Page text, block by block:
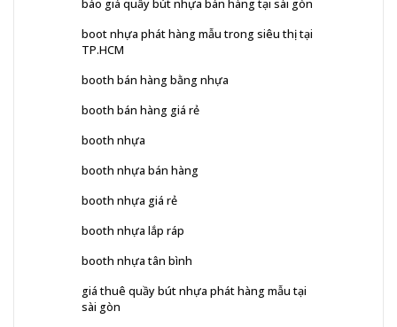
báo giá quầy bút nhựa bán hàng tại sài gòn
boot nhựa phát hàng mẫu trong siêu thị tại
TP.HCM
booth bán hàng bằng nhựa
booth bán hàng giá rẻ
booth nhựa
booth nhựa bán hàng
booth nhựa giá rẻ
booth nhựa lắp ráp
booth nhựa tân bình
giá thuê quầy bút nhựa phát hàng mẫu tại
sài gòn